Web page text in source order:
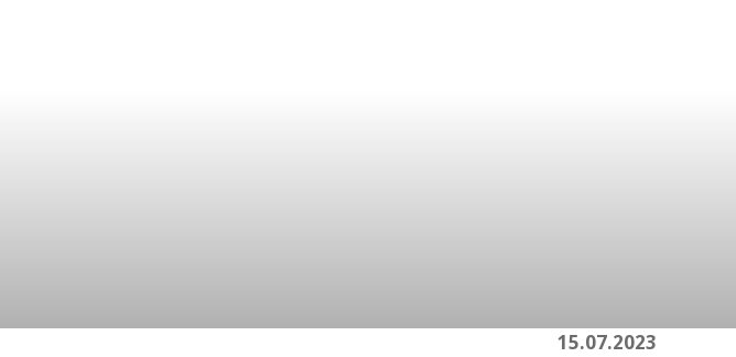
15.07.2023